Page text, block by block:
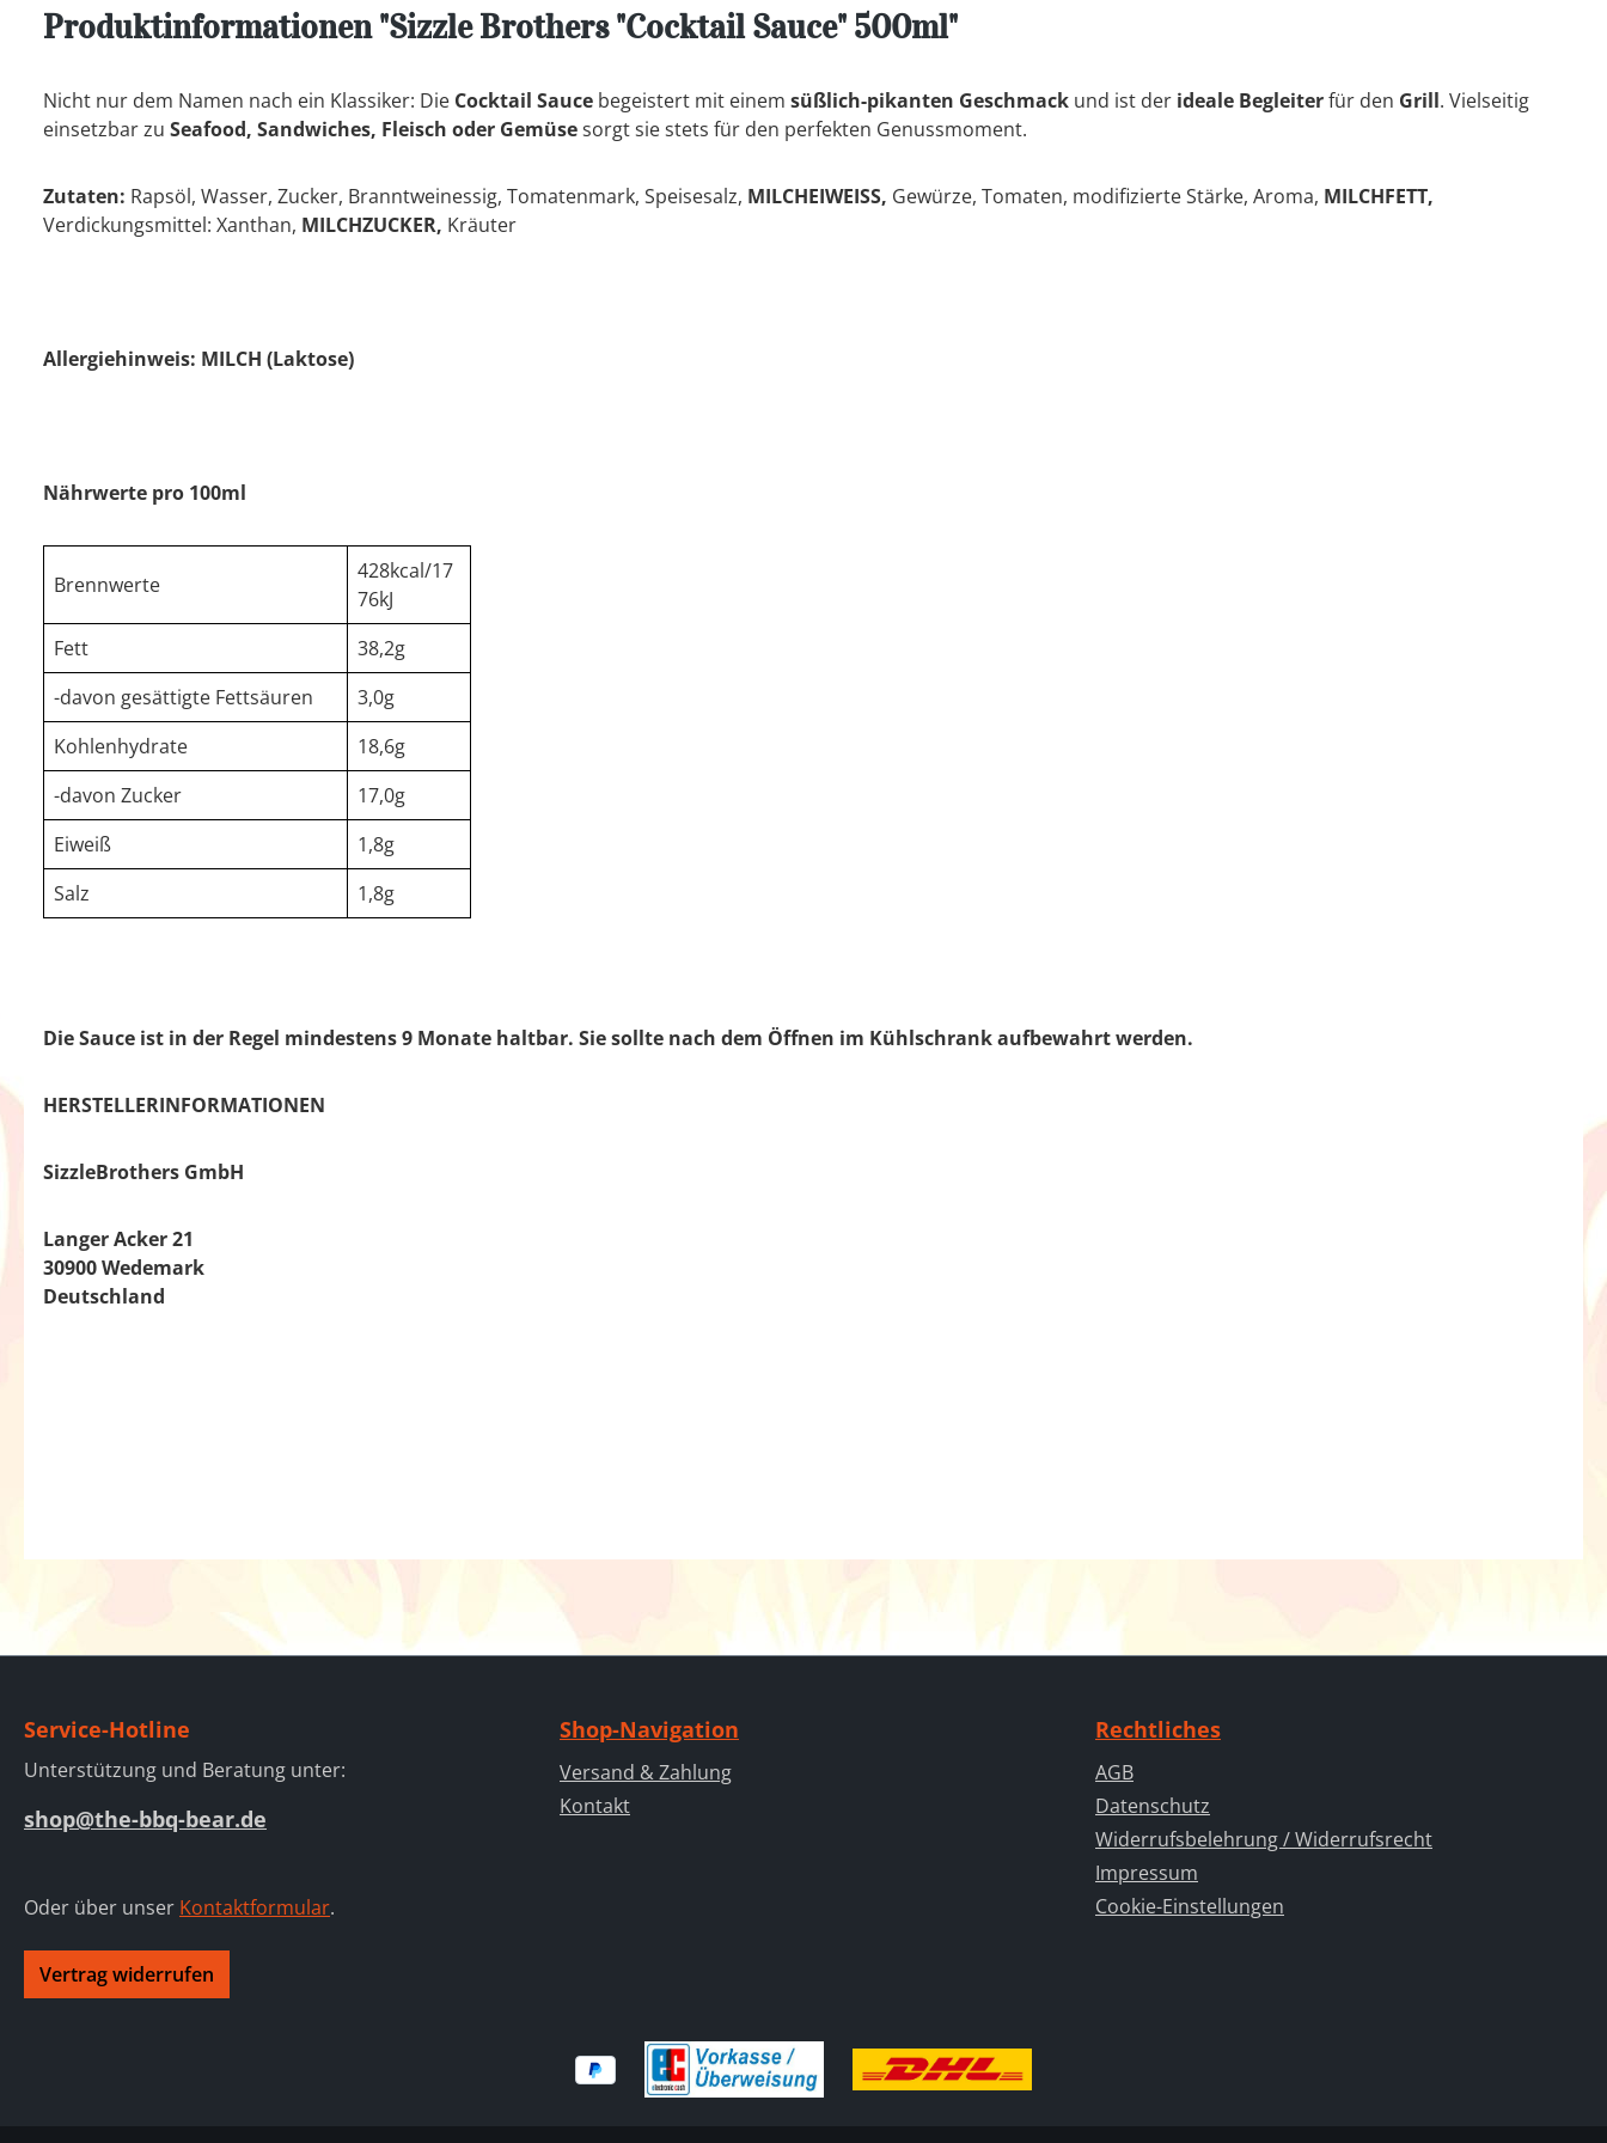
Produktinformationen "Sizzle Brothers "Cocktail Sauce" 500ml"
Nicht nur dem Namen nach ein Klassiker: Die Cocktail Sauce begeistert mit einem süßlich-pikanten Geschmack und ist der ideale Begleiterfür den Grill. Vielseitig
einsetzbar zu Seafood, Sandwiches, Fleisch oder Gemüsesorgt sie stets für den perfekten Genussmoment.
Zutaten: Rapsöl, Wasser, Zucker, Branntweinessig, Tomatenmark, Speisesalz, MILCHEIWEISS, Gewürze, Tomaten, modifizierte Stärke, Aroma, MILCHFETT,
Verdickungsmittel: Xanthan, MILCHZUCKER, Kräuter
Allergiehinweis: MILCH (Laktose)
Nährwerte pro 100ml
Brennwerte
428kcal/17
76kJ
Fett
38,2g
-davon gesättigte Fettsäuren
3,0g
Kohlenhydrate
18,6g
-davon Zucker
17,0g
Eiweiß
1,8g
Salz
1,8g
Die Sauce ist in der Regel mindestens 9 Monate haltbar. Sie sollte nach dem Öffnen im Kühlschrank aufbewahrt werden.
HERSTELLERINFORMATIONEN
SizzleBrothers GmbH
Langer Acker 21
30900 Wedemark
Deutschland
Service-Hotline
Unterstützung und Beratung unter:
shop@the-bbq-bear.de
Oder über unser Kontaktformular.
Vertrag widerrufen
Shop-Navigation
Versand & Zahlung
Kontakt
Rechtliches
AGB
Datenschutz
Widerrufsbelehrung / Widerrufsrecht
Impressum
Cookie-Einstellungen